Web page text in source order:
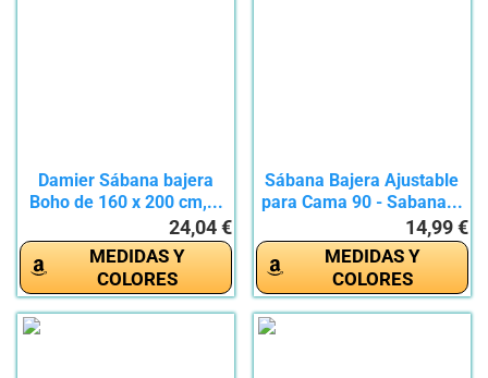
Damier Sábana bajera
Boho de 160 x 200 cm,...
24,04 €
MEDIDAS Y
COLORES
Sábana Bajera Ajustable
para Cama 90 - Sabana...
14,99 €
MEDIDAS Y
COLORES